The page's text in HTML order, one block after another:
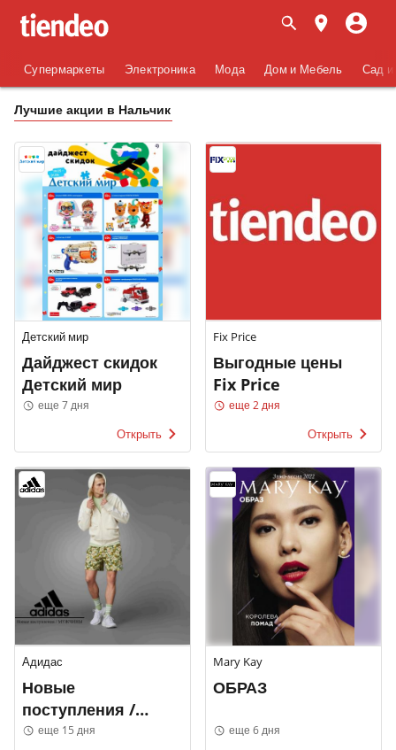
Супермаркеты Электроника Мода Дом и Мебель Сад и
Лучшие акции в Нальчик
Детский мир
Дайджест скидок
Детский мир
еще 7 дня
Открыть
Fix Price
Выгодные цены
Fix Price
еще 2 дня
Открыть
Адидас
Новые
поступления /
МУЖЧИНЫ
еще 15 дня
Mary Kay
ОБРАЗ
еще 6 дня